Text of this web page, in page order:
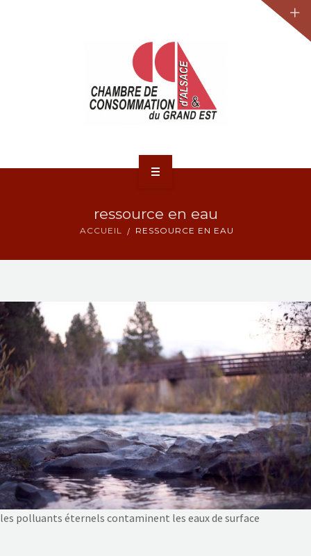
NOS ACTIONS
CONTACT
ressource en eau
ACCUEIL RESSOURCE EN EAU
les polluants éternels contaminent les eaux de surface